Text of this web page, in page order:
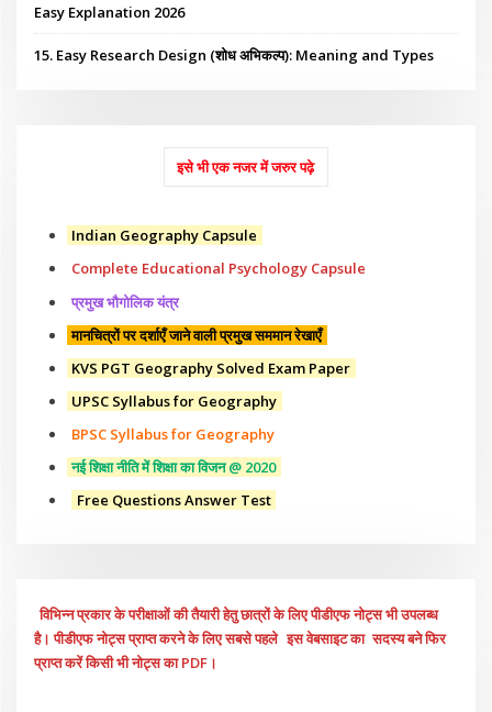
Easy Explanation 2026
15. Easy Research Design (शोध अभिकल्प): Meaning and Types
इसे भी एक नजर में जरुर पढ़े
Indian Geography Capsule
Complete Educational Psychology Capsule
प्रमुख भौगोलिक यंत्र
मानचित्रों पर दर्शाएँ जाने वाली प्रमुख सममान रेखाएँ
KVS PGT Geography Solved Exam Paper
UPSC Syllabus for Geography
BPSC Syllabus for Geography
नई शिक्षा नीति में शिक्षा का विजन @ 2020
Free Questions Answer Test
विभिन्न प्रकार के परीक्षाओं की तैयारी हेतु छात्रों के लिए पीडीएफ नोट्स भी उपलब्ध
है। पीडीएफ नोट्स प्राप्त करने के लिए सबसे पहले इस वेबसाइट का सदस्य बने फिर
प्राप्त करें किसी भी नोट्स का PDF।